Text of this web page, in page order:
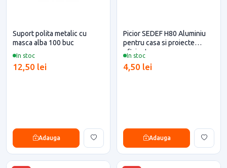
In stoc
Suport polita metalic cu
masca alba 100 buc
12,50 lei
Adauga
In stoc
Picior SEDEF H80 Aluminiu
pentru casa si proiecte
eficiente
4,50 lei
Adauga